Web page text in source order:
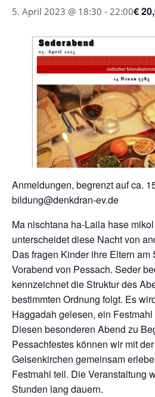
5. April 2023 @ 18:30 - 22:00€
Anmeldungen, begrenzt auf ca.
bildung@denkdran-ev.de
Ma nischtana ha-Laila hase
unterscheidet diese Nacht von
Das fragen Kinder ihre Eltern am
Vorabend von Pessach. Seder
kennzeichnet die Struktur des
bestimmten Ordnung folgt. Es
Haggadah gelesen, ein
Diesen besonderen Abend zu
Pessachfestes können wir mit
Gelsenkirchen gemeinsam
Festmahl teil. Die Veranstaltung
Stunden lang dauern.